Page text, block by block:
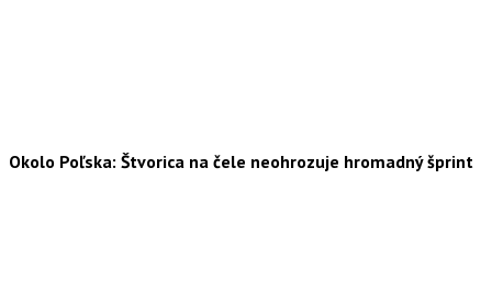
Okolo Poľska: Štvorica na čele neohrozuje hromadný šprint